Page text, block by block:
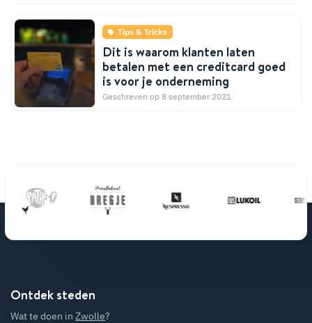
Tips & Tricks
Dit is waarom klanten laten
betalen met een creditcard goed
is voor je onderneming
Geschreven op 8 september 2021
Ontdek steden
Wat te doen in Zwolle?